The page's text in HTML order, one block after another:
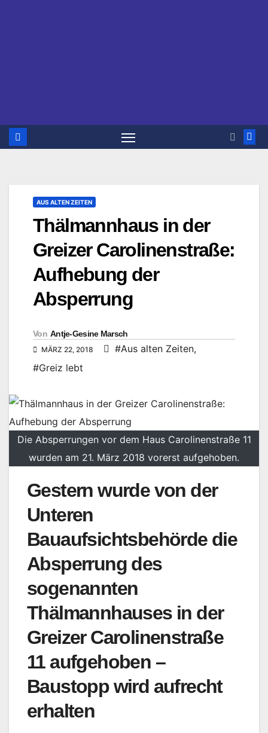
AUS ALTEN ZEITEN
Thälmannhaus in der
Greizer Carolinenstraße:
Aufhebung der
Absperrung
Von Antje-Gesine Marsch
MÄRZ 22, 2018 #Aus alten Zeiten,
#Greiz lebt
Die Absperrungen vor dem Haus Carolinenstraße 11
wurden am 21. März 2018 vorerst aufgehoben.
Gestern wurde von der
Unteren
Bauaufsichtsbehörde die
Absperrung des
sogenannten
Thälmannhauses in der
Greizer Carolinenstraße
11 aufgehoben –
Baustopp wird aufrecht
erhalten